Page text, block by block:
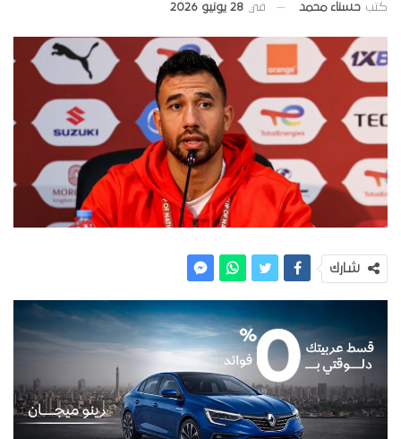
كتب حسناء محمد في 28 يونيو 2026
شارك